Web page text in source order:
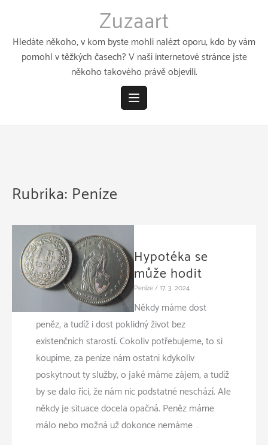
obsahu
Zuzaart
Hledáte někoho, v kom byste mohli nalézt oporu, kdo by vám
pomohl v těžkých časech? V naší internetové stránce jste
někoho takového právě objevili.
Rubrika: Peníze
Hypotéka se
může hodit
Peníze/17. 3. 2024
Někdy máme dost
peněz, a tudíž i dost poklidný život bez
existenčních starostí. Cokoliv potřebujeme, to si
koupíme, za peníze nám ostatní kdykoliv
poskytnout ty služby, o jaké máme zájem, a tudíž
by se dalo říci, že nám nic podstatné neschází. Ale
někdy je situace docela opačná. Peněz máme
málo nebo možná už dokonce nemáme …